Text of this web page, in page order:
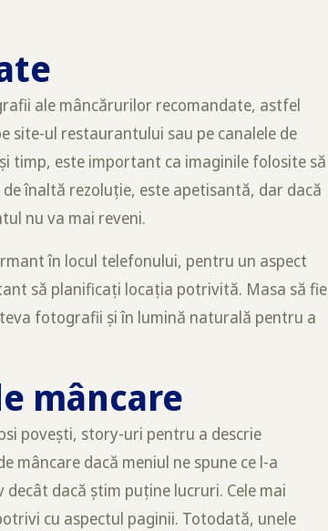
ale mâncărurilor recomandate, astfel
site-ul restaurantului sau pe canalele de
timp, este important ca imaginile folosite să
înaltă rezoluție, este apetisantă, dar dacă
nu va mai reveni.
în locul telefonului, pentru un aspect
să planificați locația potrivită. Masa să fie
fotografii și în lumină naturală pentru a
mâncare
povești, story-uri pentru a descrie
mâncare dacă meniul ne spune ce l-a
dacă știm puține lucruri. Cele mai
cu aspectul paginii. Totodată, unele